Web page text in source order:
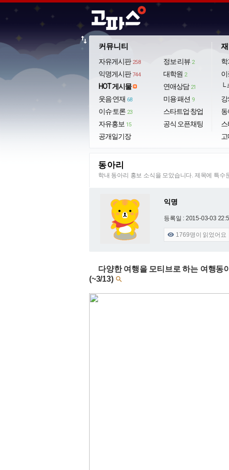
커뮤니티
자유게시판 258
익명게시판 744
HOT 게시물
웃음·연재 68
이슈·토론 23
자유홍보 15
공개일기장
정보·리뷰 2
대학원 2
연애상담 21
미용·패션 9
스타트업·창업
공식 오픈채팅
학
└
강
동
스
import_export
동아리
학내 동아리 홍보 소식을 모았습니다. 제목에 특수
익명
등록일 : 2015-03-03
 1769명이 읽었어요
다양한 여행을 모티브로 하는 여행동
(~3/13) 